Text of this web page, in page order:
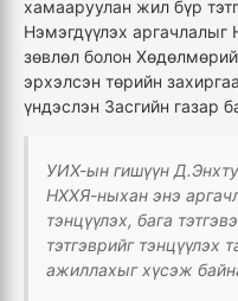
хамааруулан жил бүр
Нэмэгдүүлэх аргачлалыг
зөвлөл болон
эрхэлсэн төрийн
үндэслэн Засгийн газар
УИХ-ын гишүүн
НХХЯ-ныхан энэ
тэнцүүлэх, бага
тэтгэврийг тэнцүүлэх
ажиллахыг хүсэж